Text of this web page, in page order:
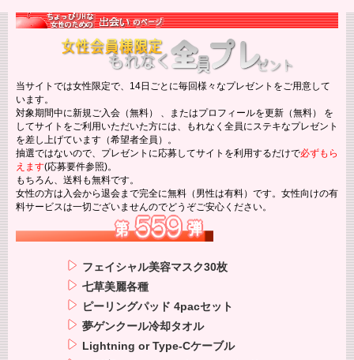
当サイトでは女性限定で、14日ごとに毎回様々なプレゼントをご用意して
います。
対象期間中に新規ご入会（無料） 、またはプロフィールを更新（無料） を
してサイトをご利用いただいた方には、もれなく全員にステキなプレゼント
を差し上げています（希望者全員）。
抽選ではないので、プレゼントに応募してサイトを利用するだけで必ずもら
えます(応募要件参照)。
もちろん、送料も無料です。
女性の方は入会から退会まで完全に無料（男性は有料）です。女性向けの有
料サービスは一切ございませんのでどうぞご安心ください。
フェイシャル美容マスク30枚
七草美麗各種
ピーリングパッド 4pacセット
夢ゲンクール冷却タオル
Lightning or Type-Cケーブル